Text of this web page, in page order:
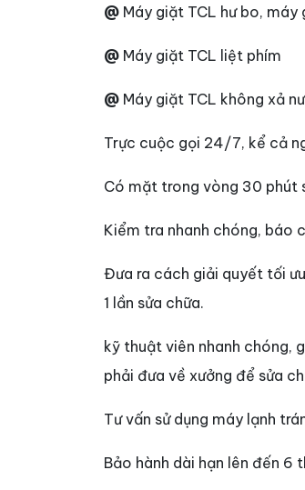
@ Máy giặt TCL hư bo, máy
@ Máy giặt TCL liệt phím
@ Máy giặt TCL không xả
Trực cuộc gọi 24/7, kể cả
Có mặt trong vòng 30 phút
Kiểm tra nhanh chóng, báo
Đưa ra cách giải quyết tối
1 lần sửa chữa.
kỹ thuật viên nhanh chóng,
phải đưa về xưởng để sửa
Tư vấn sử dụng máy lạnh
Bảo hành dài hạn lên đến 6